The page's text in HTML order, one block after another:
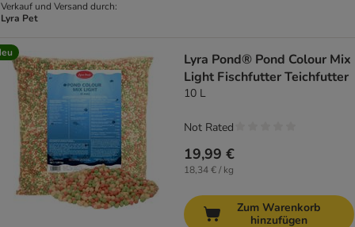
Verkauf und Versand durch:
Lyra Pet
Lyra Pond® Pond Colour Mix
Light Fischfutter Teichfutter
10 L
19,99 €
18,34 € / kg
Not Rated
Zum Warenkorb
hinzufügen